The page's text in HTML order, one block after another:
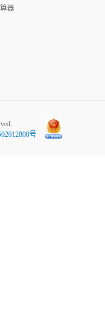
器
号